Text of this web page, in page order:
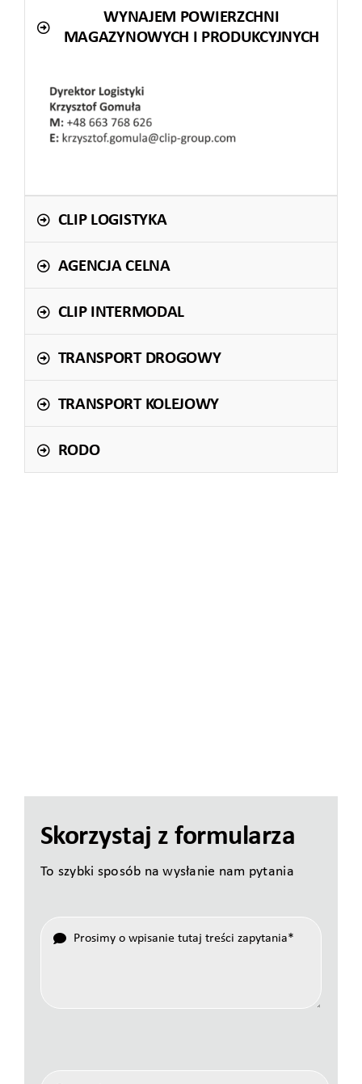
WYNAJEM POWIERZCHNI
MAGAZYNOWYCH I PRODUKCYJNYCH
CLIP LOGISTYKA
AGENCJA CELNA
CLIP INTERMODAL
TRANSPORT DROGOWY
TRANSPORT KOLEJOWY
RODO
Skorzystaj z formularza
To szybki sposób na wysłanie nam pytania